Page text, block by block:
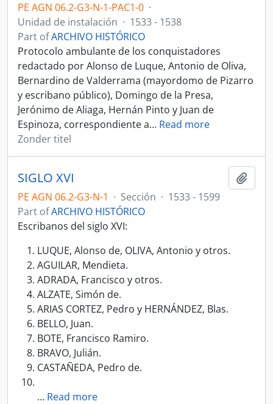
PE AGN 06.2-G3-N-1-PAC1-0 ·
Unidad de instalación · 1533 - 1538
Part ofARCHIVO HISTÓRICO
Protocolo ambulante de los conquistadores
redactado por Alonso de Luque, Antonio de Oliva,
Bernardino de Valderrama (mayordomo de Pizarro
y escribano público), Domingo de la Presa,
Jerónimo de Aliaga, Hernán Pinto y Juan de
Espinoza, correspondiente a… Read more
Zonder titel
SIGLO XVI
PE AGN 06.2-G3-N-1 · Sección · 1533 - 1599
Part ofARCHIVO HISTÓRICO
Escribanos del siglo XVI:
LUQUE, Alonso de, OLIVA, Antonio y otros.
AGUILAR, Mendieta.
ADRADA, Francisco y otros.
ALZATE, Simón de.
ARIAS CORTEZ, Pedro y HERNÁNDEZ, Blas.
BELLO, Juan.
BOTE, Francisco Ramiro.
BRAVO, Julián.
CASTAÑEDA, Pedro de.
… Read more